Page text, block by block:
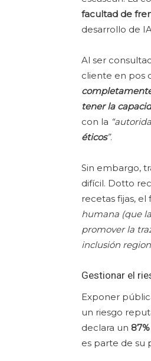
facultad de
desarrollo de
Al ser
cliente en pos
tener la
con la
éticos”.
Sin embargo,
difícil. Dotto
recetas fijas,
humana (que
promover la
inclusión
Gestionar el
Exponer
un riesgo
declara un
es parte de su